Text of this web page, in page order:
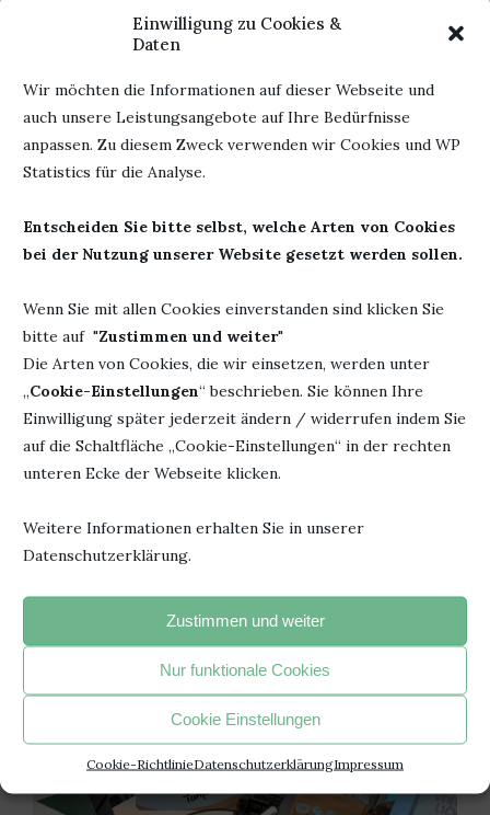
Einwilligung zu Cookies &
Daten
Wir möchten die Informationen auf dieser Webseite und
auch unsere Leistungsangebote auf Ihre Bedürfnisse
anpassen. Zu diesem Zweck verwenden wir Cookies und WP
Statistics für die Analyse.
Entscheiden Sie bitte selbst, welche Arten von Cookies
bei der Nutzung unserer Website gesetzt werden sollen.
Wenn Sie mit allen Cookies einverstanden sind klicken Sie
bitte auf "Zustimmen und weiter"
Die Arten von Cookies, die wir einsetzen, werden unter
„Cookie-Einstellungen“ beschrieben. Sie können Ihre
Einwilligung später jederzeit ändern / widerrufen indem Sie
auf die Schaltfläche „Cookie-Einstellungen“ in der rechten
unteren Ecke der Webseite klicken.
Weitere Informationen erhalten Sie in unserer
Datenschutzerklärung.
Zustimmen und weiter
Nur funktionale Cookies
Cookie Einstellungen
Cookie-RichtlinieDatenschutzerklärungImpressum
Immerhin habe ich noch 2 Monate Zeit. Wenn mir bis dahin
nicht noch mehr Notizbücher über den Weg laufen. 2
brauche ich im Jahr. Muss also nur noch entschieden
Kleinigkeit …
BULLET JOURNAL MEIN BULLETJOURNAL
3 Kommentare
0
BÜCHERHEIKE
DAS KÖNNTE DIR AUCH GEFALLEN